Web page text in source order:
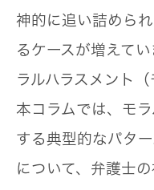
神的に追い詰めら
るケースが増えて
ラルハラスメント（
本コラムでは、 モ
する典型的なパター
について、弁護士